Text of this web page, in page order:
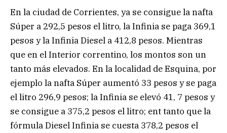
En la ciudad de Corrientes, ya se consigue la nafta
Súper a 292,5 pesos el litro, la Infinia se paga 369,1
pesos y la Infinia Diesel a 412,8 pesos. Mientras
que en el Interior correntino, los montos son un
tanto más elevados. En la localidad de Esquina, por
ejemplo la nafta Súper aumentó 33 pesos y se paga
el litro 296,9 pesos; la Infinia se elevó 41, 7 pesos y
se consigue a 375,2 pesos el litro; ent tanto que la
fórmula Diesel Infinia se cuesta 378,2 pesos el